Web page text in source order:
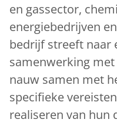
en gassector,
energiebedrijven
bedrijf streeft naar
samenwerking
nauw samen met
specifieke
realiseren van hun